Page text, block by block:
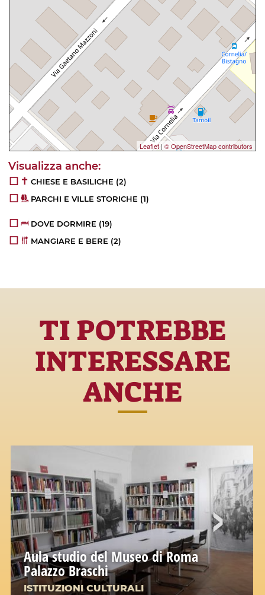
Leaflet | © OpenStreetMap contributors
CHIESE E BASILICHE (2)
PARCHI E VILLE STORICHE (1)
DOVE DORMIRE (19)
MANGIARE E BERE (2)
TI POTREBBE
INTERESSARE
ANCHE
Aula studio del Museo di Roma
Palazzo Braschi
ISTITUZIONI CULTURALI